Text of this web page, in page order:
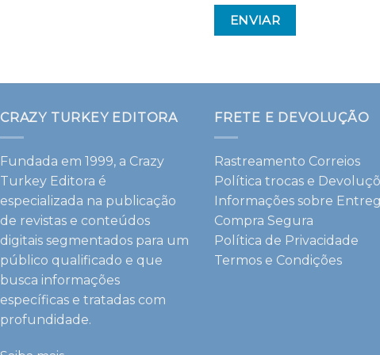
CRAZY TURKEY EDITORA
Fundada em 1999, a Crazy
Turkey Editora é
especializada na publicação
de revistas e conteúdos
digitais segmentados para um
público qualificado e que
busca informações
específicas e tratadas com
profundidade.
FRETE E DEVOLUÇÃO
Rastreamento Correios
Política trocas e
Informações sobre
Compra Segura
Política de Privacidade
Termos e Condições